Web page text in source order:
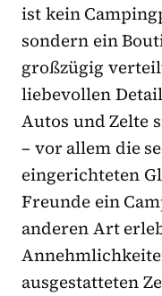
ist kein
sondern ein
großzügig
liebevollen
Autos und Zelte
– vor allem die
eingerichteten
Freunde ein
anderen Art
ausgestatteten